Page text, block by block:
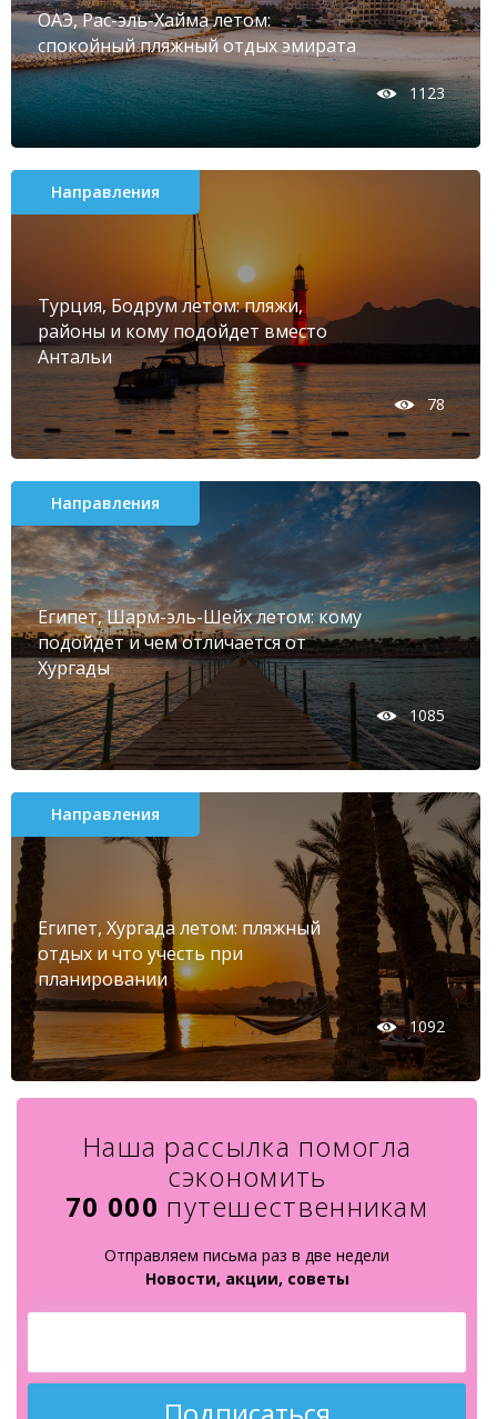
ОАЭ, Рас-эль-Хайма летом:
спокойный пляжный отдых эмирата
1123
Направления
Турция, Бодрум летом: пляжи,
районы и кому подойдет вместо
Антальи
78
Направления
Египет, Шарм-эль-Шейх летом: кому
подойдет и чем отличается от
Хургады
1085
Направления
Египет, Хургада летом: пляжный
отдых и что учесть при
планировании
1092
Наша рассылка помогла
сэкономить
70 000 путешественникам
Отправляем письма раз в две недели
Новости, акции, советы